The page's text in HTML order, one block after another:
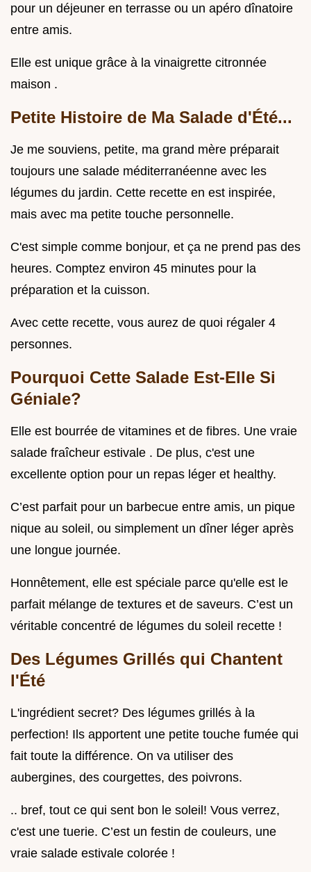
pour un déjeuner en terrasse ou un apéro dînatoire
entre amis.
Elle est unique grâce à la vinaigrette citronnée
maison .
Petite Histoire de Ma Salade d'Été...
Je me souviens, petite, ma grand mère préparait
toujours une salade méditerranéenne avec les
légumes du jardin. Cette recette en est inspirée,
mais avec ma petite touche personnelle.
C'est simple comme bonjour, et ça ne prend pas des
heures. Comptez environ 45 minutes pour la
préparation et la cuisson.
Avec cette recette, vous aurez de quoi régaler 4
personnes.
Pourquoi Cette Salade Est-Elle Si
Géniale?
Elle est bourrée de vitamines et de fibres. Une vraie
salade fraîcheur estivale . De plus, c'est une
excellente option pour un repas léger et healthy.
C’est parfait pour un barbecue entre amis, un pique
nique au soleil, ou simplement un dîner léger après
une longue journée.
Honnêtement, elle est spéciale parce qu'elle est le
parfait mélange de textures et de saveurs. C’est un
véritable concentré de légumes du soleil recette !
Des Légumes Grillés qui Chantent
l'Été
L'ingrédient secret? Des légumes grillés à la
perfection! Ils apportent une petite touche fumée qui
fait toute la différence. On va utiliser des
aubergines, des courgettes, des poivrons.
.. bref, tout ce qui sent bon le soleil! Vous verrez,
c'est une tuerie. C’est un festin de couleurs, une
vraie salade estivale colorée !